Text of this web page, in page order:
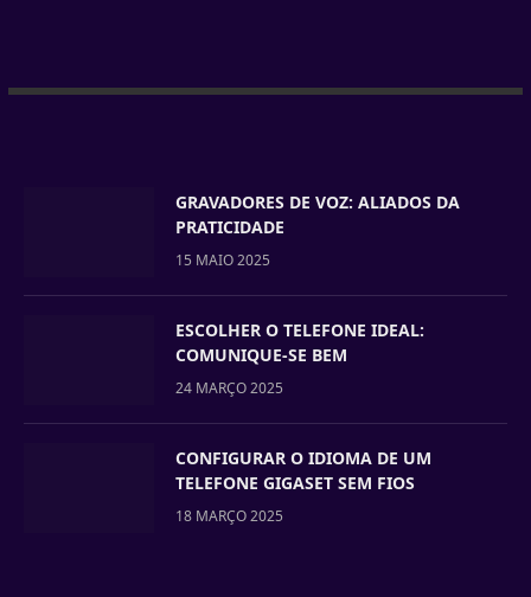
GRAVADORES DE VOZ: ALIADOS DA
PRATICIDADE
15 MAIO 2025
ESCOLHER O TELEFONE IDEAL:
COMUNIQUE-SE BEM
24 MARÇO 2025
CONFIGURAR O IDIOMA DE UM
TELEFONE GIGASET SEM FIOS
18 MARÇO 2025